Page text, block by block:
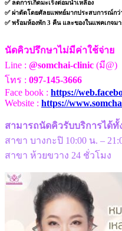
✅ ลดการเกิดมะเร็งต่อมน้ำเหลือง
✅ ผ่าตัดโดยศัลยแพทย์มากประสบการณ์กว่
✅ พร้อมห้องพัก 3 คืน และของในแพคเกจม
นัดคิวปรึกษาไม่มีค่าใช้จ่าย
Line : @somchai-clinic (มี@)
โทร : 097-145-3666
Face book : https://
Website : https://
สามารถนัดคิวรับบริการได้ทั้
สาขา บางกะปิ 10:00 น. –
สาขา ห้วยขวาง 24 ชั่วโมง